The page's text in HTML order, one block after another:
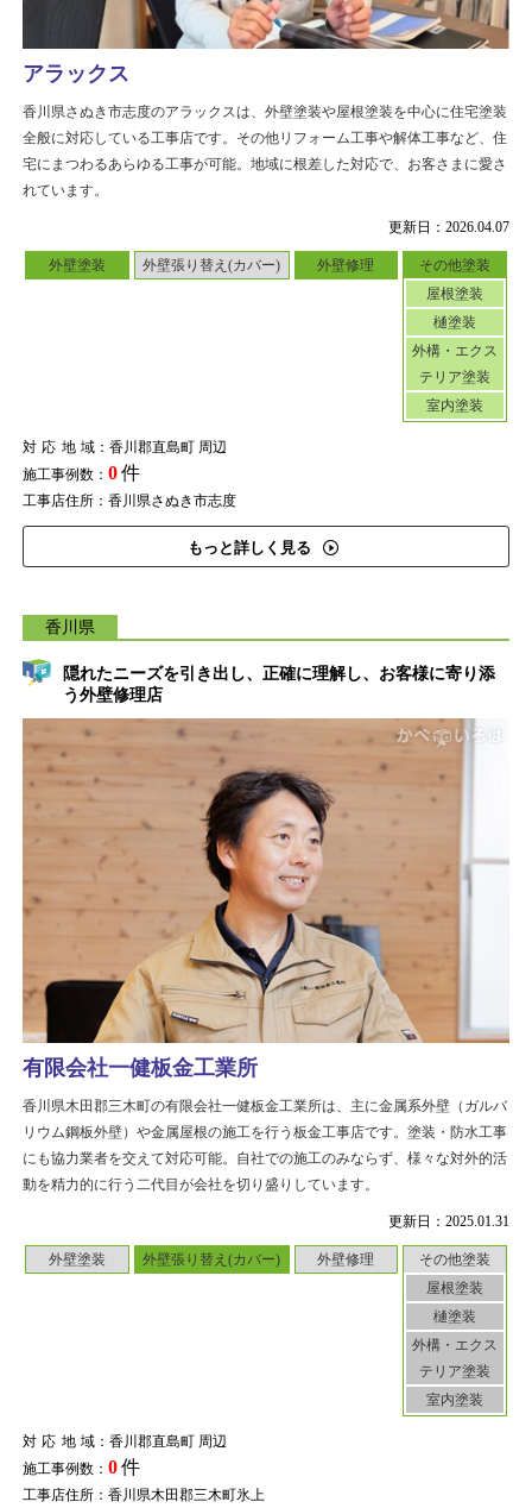
更新日：2026.04.07
外壁塗装 外壁張り替え(カバー) 外壁修理
その他塗装
屋根塗装
樋塗装
外構・エクス
テリア塗装
室内塗装
対応地域：香川郡直島町 周辺
施工事例数： 0件
工事店住所：香川県さぬき市志度
もっと詳しく見る
アラックス
香川県さぬき市志度のアラックスは、外壁塗装や屋根塗装を中心に住宅塗装
全般に対応している工事店です。その他リフォーム工事や解体工事など、住
宅にまつわるあらゆる工事が可能。地域に根差した対応で、お客さまに愛さ
れています。
香川県
隠れたニーズを引き出し、正確に理解し、お客様に寄り添
う外壁修理店
更新日：2025.01.31
外壁塗装 外壁張り替え(カバー) 外壁修理
その他塗装
屋根塗装
樋塗装
外構・エクス
テリア塗装
室内塗装
対応地域：香川郡直島町 周辺
施工事例数： 0件
工事店住所：香川県木田郡三木町氷上
有限会社一健板金工業所
香川県木田郡三木町の有限会社一健板金工業所は、主に金属系外壁（ガルバ
リウム鋼板外壁）や金属屋根の施工を行う板金工事店です。塗装・防水工事
にも協力業者を交えて対応可能。自社での施工のみならず、様々な対外的活
動を精力的に行う二代目が会社を切り盛りしています。